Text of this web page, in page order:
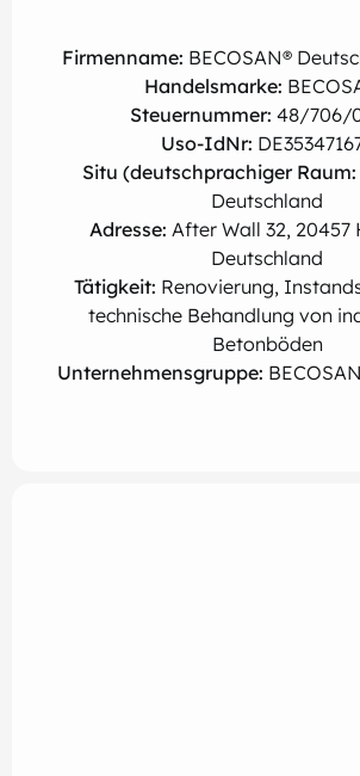
Firmenname: BECOSAN®
Handelsmarke:
Steuernummer: 48/706/
Uso-IdNr:
Situ (deutschprachiger Raum:
Deutschland
Adresse: After Wall 32, 20457
Deutschland
Tätigkeit: Renovierung,
technische Behandlung von
Betonböden
Unternehmensgruppe: